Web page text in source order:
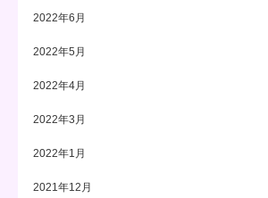
2022年6月
2022年5月
2022年4月
2022年3月
2022年1月
2021年12月